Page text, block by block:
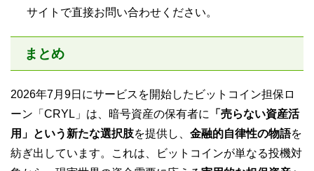
サイトで直接お問い合わせください。
まとめ
2026年7月9日にサービスを開始したビットコイン担保ロ
ーン「CRYL」は、暗号資産の保有者に
「売らない資産活
用」という新たな選択肢を提供し、 金融的自律性の物語を
紡ぎ出しています。これは、ビットコインが単なる投機対